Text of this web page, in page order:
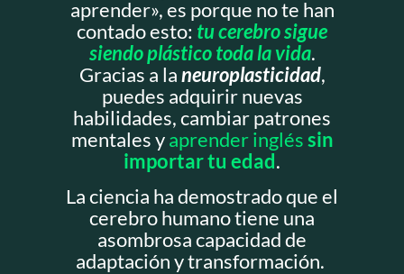
aprender», es porque no te han
contado esto: tu cerebro sigue
siendo plástico toda la vida.
Gracias a laneuroplasticidad,
puedes adquirir nuevas
habilidades, cambiar patrones
mentales yaprender ingléssin
importar tu edad.
La ciencia ha demostrado que el
cerebro humano tiene una
asombrosa capacidad de
adaptación y transformación.